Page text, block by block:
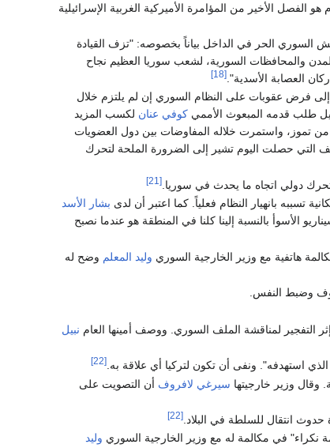
الفصل الأخير من المؤامرة الأميركية الغربية الإسرائيلية
السوري الحر في الداخل بياناً بخصوصه: "تزف القيادة
والمحافظات السورية، لشعب سوريا العظيم نجاح
العصابة الأسدية".[18]
فرض عقوبات على النظام السوري إن لم يلتزم خلال
طلب قدمه المبعوث الأمميكوفي عنان لكسب المزيد
من الوقت ليتمكن من التوصل إلى توافق مع روسيا. وتأجل التصويت يوماً واحداً، حتى يوم الخميس 19 من تموز، واستمرت خلاله المفاوضات بين دول العضويات
التي حصلت اليوم تشير إلى الضرورة الملحة لتحرك
دولي اتجاه ما يحدث في سوريا.[21]
تسببه بانهيار النظام فعلياً. كما اعتبر أن لدى بشار الأسد
الأسوأ بالنسبة إلينا كلنا في المنطقة هو عندما نصبح
هاتفية مع وزير الخارجية السوري وليد المعلم وضح له
وضبط النفس.
نبيل
استهدفه". ونفى أن تكون لتركيا أي علاقة به.[22]
وقال وزير خارجيتها سيرغي لافروف أن التصويت على
انتقال للسلطة في البلاد.[22]
نكراء" في مكالمة له مع وزير الخارجية السوري وليد